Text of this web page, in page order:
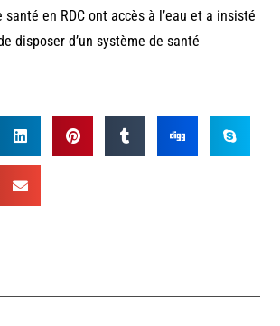
en RDC ont accès à l’eau et a insisté
disposer d’un système de santé